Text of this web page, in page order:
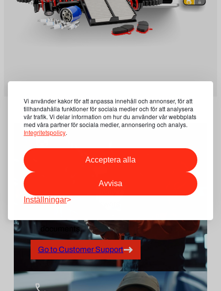
Vi använder kakor för att anpassa innehåll och annonser, för att
tillhandahålla funktioner för sociala medier och för att analysera
vår trafik. Vi delar information om hur du använder vår webbplats
med våra partner för sociala medier, annonsering och analys.
Integritetspolicy.
Acceptera alla
Avvisa
Inställningar
Customer Support
Have questions about returns,
section to find answers to frequently
documents.
Go to Customer Support